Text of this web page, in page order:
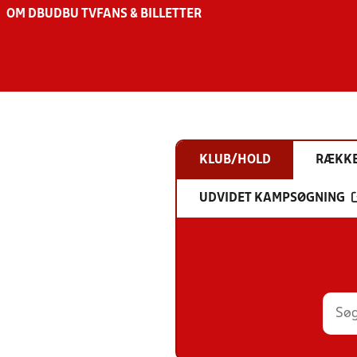
OM DBU DBU TV FANS & BILLETTER
KLUB/HOLD
UDVIDET KAMPSØGNING